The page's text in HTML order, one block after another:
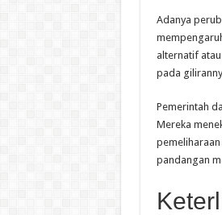
Adanya
alternatif
pada
Pemerintah
Mereka
pandangan